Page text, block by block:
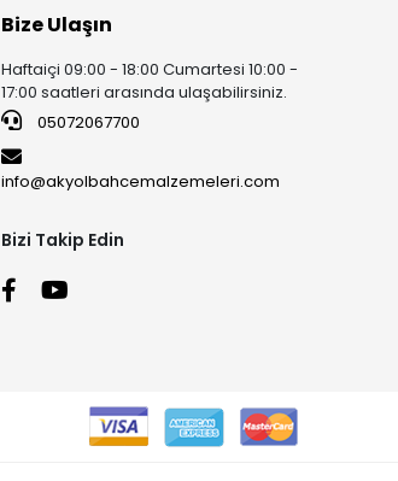
Bize Ulaşın
Haftaiçi 09:00 - 18:00 Cumartesi 10:00 -
17:00 saatleri arasında ulaşabilirsiniz.
05072067700
info@akyolbahcemalzemeleri.com
Bizi Takip Edin